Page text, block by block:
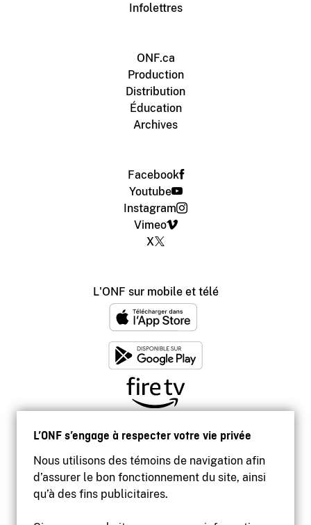
L’ONF s’engage à respecter votre vie privée
Nous utilisons des témoins de navigation afin
d’assurer le bon fonctionnement du site, ainsi
qu’à des fins publicitaires.
Infolettres
ONF.ca
Production
Distribution
Éducation
Archives
Facebook
Youtube
Instagram
Vimeo
X
L'ONF sur mobile et télé